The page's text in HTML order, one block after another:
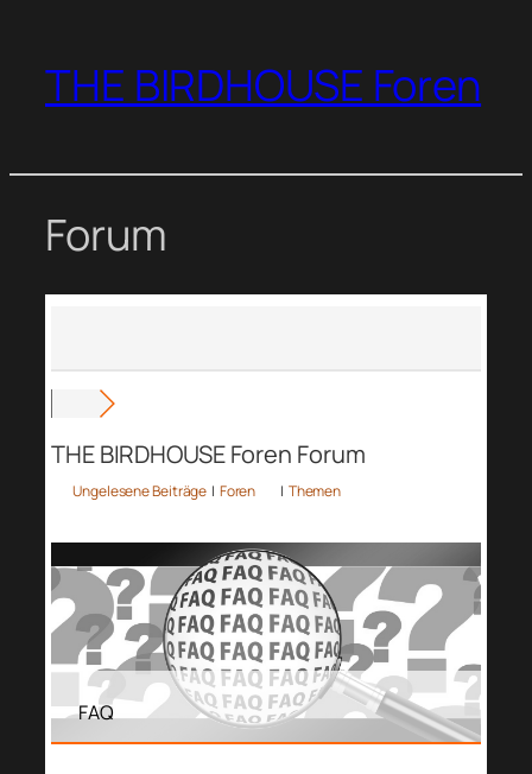
springen
THE BIRDHOUSE Foren
Forum
THE BIRDHOUSE Foren Forum
Ungelesene Beiträge | Foren | Themen
FAQ